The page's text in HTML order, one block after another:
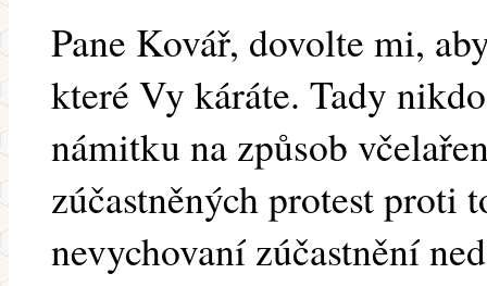
Pane Kovář, dovolte mi,
které Vy káráte. Tady
námitku na způsob
zúčastněných protest proti
nevychovaní zúčastnění